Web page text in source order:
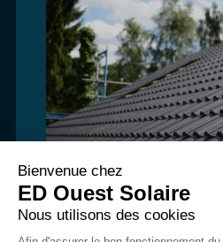
Pour vos projet de